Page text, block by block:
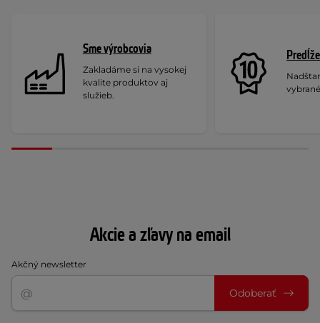
Sme výrobcovia
Zakladáme si na vysokej
kvalite produktov aj
služieb.
Akcie a zľavy na email
Akčný newsletter
Odoberať